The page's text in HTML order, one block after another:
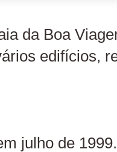
da Boa
edifícios,
julho de